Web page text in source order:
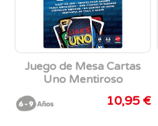
Juego de Mesa Cartas
Uno Mentiroso
10,95 €